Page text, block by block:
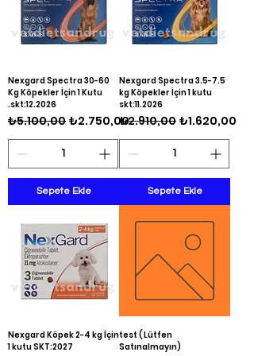
Nexgard Spectra 30-60
Kg Köpekler İçin 1 Kutu
.skt:12.2026
Normal Fiyat
₺5.100,00 İndirimli Fiyat
₺2.750,00
Sepete Ekle
Nexgard Spectra 3.5-7.5
kg Köpekler İçin 1 kutu
skt:11.2026
Normal Fiyat
₺2.910,00 İndirimli Fiyat
₺1.620,00
Sepete Ekle
Nexgard Köpek 2-4 kg İçin
1 kutu SKT:2027
test ( Lütfen
Satınalmayın)